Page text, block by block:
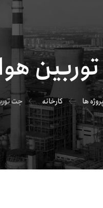
پروژه ها کارخانه جت